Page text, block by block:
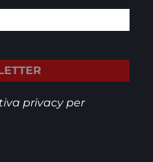
privacyper